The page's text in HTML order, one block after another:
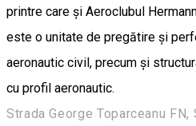
printre care şi Aeroclubul
este o unitate de pregătire şi
aeronautic civil, precum şi
cu profil aeronautic.
Strada George Toparceanu FN,